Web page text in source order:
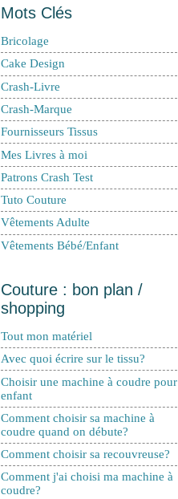
Mots Clés
Bricolage
Cake Design
Crash-Livre
Crash-Marque
Fournisseurs Tissus
Mes Livres à moi
Patrons Crash Test
Tuto Couture
Vêtements Adulte
Vêtements Bébé/Enfant
Couture : bon plan /
shopping
Tout mon matériel
Avec quoi écrire sur le tissu?
Choisir une machine à coudre pour
enfant
Comment choisir sa machine à
coudre quand on débute?
Comment choisir sa recouvreuse?
Comment j'ai choisi ma machine à
coudre?